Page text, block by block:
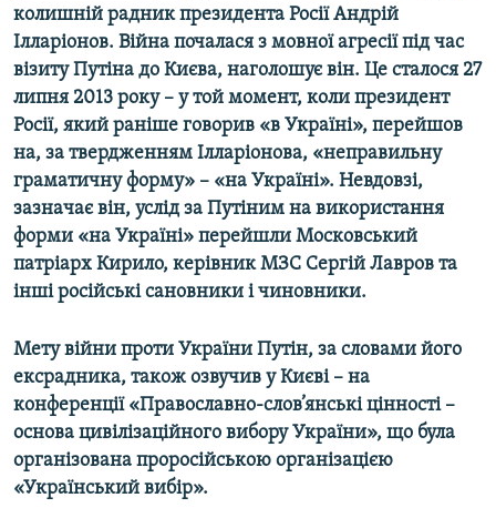
колишній радник президента Росії Андрій
Ілларіонов. Війна почалася з мовної агресії під час
візиту Путіна до Києва, наголошує він. Це сталося 27
липня 2013 року – у той момент, коли президент
Росії, який раніше говорив «в Україні», перейшов
на, за твердженням Ілларіонова, «неправильну
граматичну форму» – «на Україні». Невдовзі,
зазначає він, услід за Путіним на використання
форми «на Україні» перейшли Московський
патріарх Кирило, керівник МЗС Сергій Лавров та
інші російські сановники і чиновники.
Мету війни проти України Путін, за словами його
ексрадника, також озвучив у Києві – на
конференції «Православно-слов’янські цінності –
основа цивілізаційного вибору України», що була
організована проросійською організацією
«Український вибір».